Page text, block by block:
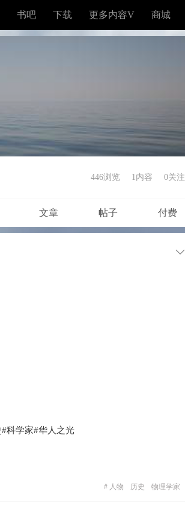
书吧 下载 更多内容V 商城
446浏览 1内容 0关注
文章 帖子 付费
科学家#华人之光
# 人物 历史 物理学家